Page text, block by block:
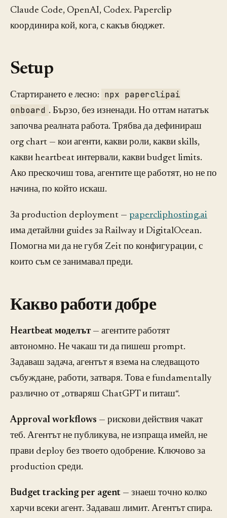
Claude Code, OpenAI, Codex. Paperclip
координира кой, кога, с какъв бюджет.
Setup
Стартирането е лесно:
npx paperclipai
onboard . Бързо, без изненади. Но оттам нататък
започва реалната работа. Трябва да дефинираш
org chart — кои агенти, какви роли, какви skills,
какви heartbeat интервали, какви budget limits.
Ако прескочиш това, агентите ще работят, но не по
начина, по който искаш.
За production deployment — papercliphosting.ai
има детайлни guides за Railway и DigitalOcean.
Помогна ми да не губя Zeit по конфигурации, с
които съм се занимавал преди.
Какво работи добре
Heartbeat моделът — агентите работят
автономно. Не чакаш ти да пишеш prompt.
Задаваш задача, агентът я взема на следващото
събуждане, работи, затваря. Това е fundamentally
различно от „отваряш ChatGPT и питаш“.
Approval workflows — рискови действия чакат
теб. Агентът не публикува, не изпраща имейл, не
прави deploy без твоето одобрение. Ключово за
production среди.
Budget tracking per agent — знаеш точно колко
харчи всеки агент. Задаваш лимит. Агентът спира.